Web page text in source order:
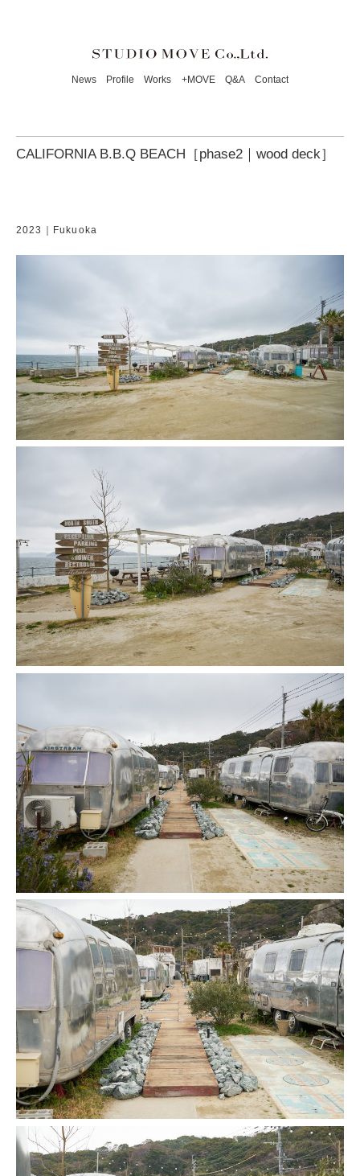
News Profile Works +MOVE Q&A Contact
CALIFORNIA B.B.Q BEACH［phase2｜wood deck］
2023｜Fukuoka